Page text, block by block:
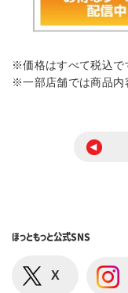
※価格はすべて税込で
※一部店舗では商品内
ほっともっと公式SNS
X